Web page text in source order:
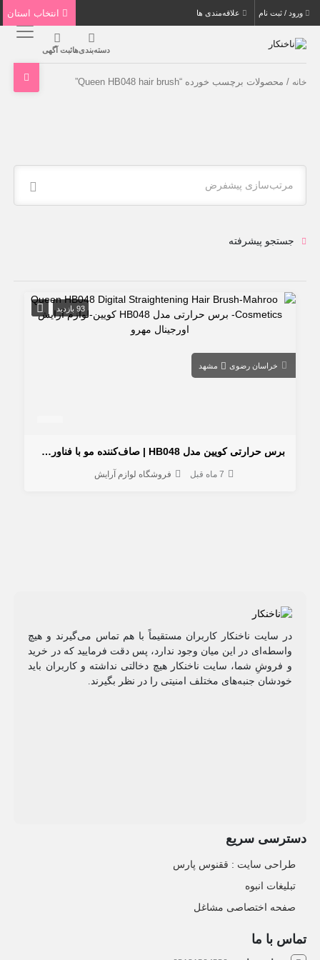
ورود / ثبت نام علاقه‌مندی ها
دسته‌بندی‌هاثبت آگهی
خانه / محصولات برچسب خورده “Queen HB048 hair brush”
مرتب‌سازی پیشفرض
جستجو پیشرفته
93 بازدید
خراسان رضوی مشهد
برس حرارتی کویین مدل HB048 | صاف‌کننده مو با فناوری آیونیک
7 ماه قبل فروشگاه لوازم آرایش
در سایت ناخنکار کاربران مستقیماً با هم تماس می‌گیرند و هیچ
واسطه‌ای در این میان وجود ندارد، پس دقت فرمایید که در خرید
و فروشِ شما، سایت ناخنکار هیچ دخالتی نداشته و کاربران باید
خودشان جنبه‌های مختلف امنیتی را در نظر بگیرند.
دسترسی سریع
طراحی سایت :‌ ققنوس پارس
تبلیغات انبوه
صفحه اختصاصی مشاغل
تماس با ما